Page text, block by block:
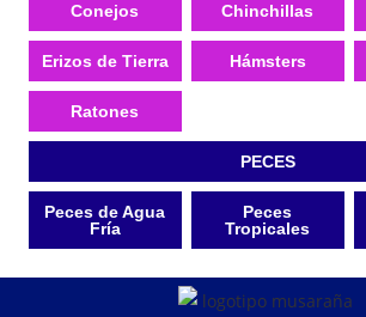
Conejos Chinchillas
Erizos de Tierra Hámsters
Ratones
PECES
Peces de Agua
Fría
Peces
Tropicales